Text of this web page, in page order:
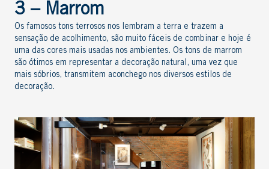
3 – Marrom
Os famosos tons terrosos nos lembram a terra e trazem a
sensação de acolhimento, são muito fáceis de combinar e hoje é
uma das cores mais usadas nos ambientes. Os tons de marrom
são ótimos em representar a decoração natural, uma vez que
mais sóbrios, transmitem aconchego nos diversos estilos de
decoração.